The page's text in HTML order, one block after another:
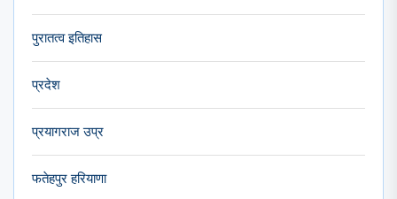
पुरातत्व इतिहास
प्रदेश
प्रयागराज उप्र
फतेहपुर हरियाणा